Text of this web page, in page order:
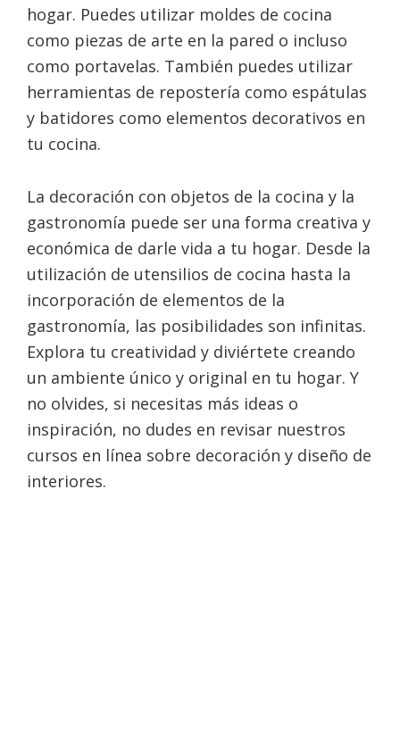
hogar. Puedes utilizar moldes de cocina
como piezas de arte en la pared o incluso
como portavelas. También puedes utilizar
herramientas de repostería como espátulas
y batidores como elementos decorativos en
tu cocina.
La decoración con objetos de la cocina y la
gastronomía puede ser una forma creativa y
económica de darle vida a tu hogar. Desde la
utilización de utensilios de cocina hasta la
incorporación de elementos de la
gastronomía, las posibilidades son infinitas.
Explora tu creatividad y diviértete creando
un ambiente único y original en tu hogar. Y
no olvides, si necesitas más ideas o
inspiración, no dudes en revisar nuestros
cursos en línea sobre decoración y diseño de
interiores.